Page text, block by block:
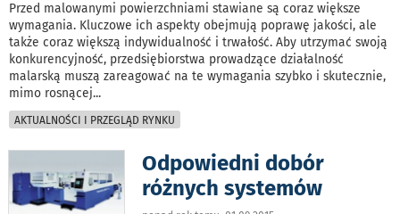
Przed malowanymi powierzchniami stawiane są coraz większe
wymagania. Kluczowe ich aspekty obejmują poprawę jakości, ale
także coraz większą indywidualność i trwałość. Aby utrzymać swoją
konkurencyjność, przedsiębiorstwa prowadzące działalność
malarską muszą zareagować na te wymagania szybko i skutecznie,
mimo rosnącej...
AKTUALNOŚCI I PRZEGLĄD RYNKU
Odpowiedni dobór
różnych systemów